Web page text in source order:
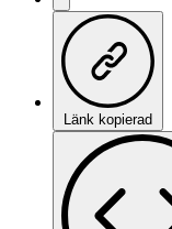
Länk kopierad